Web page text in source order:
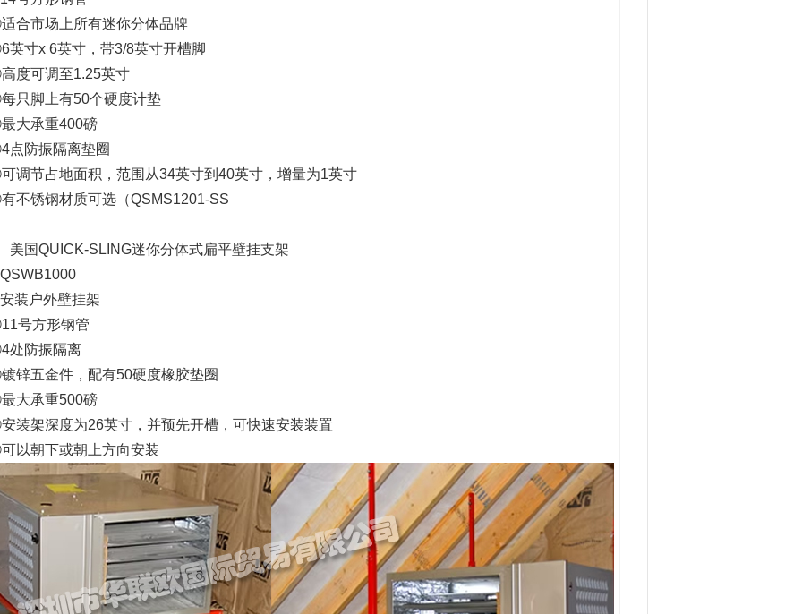
合市场上所有迷你分体品牌
英寸x 6英寸，带3/8英寸开槽脚
度可调至1.25英寸
只脚上有50个硬度计垫
大承重400磅
点防振隔离垫圈
调节占地面积，范围从34英寸到40英寸，增量为1英寸
不锈钢材质可选（QSMS1201-SS
美国QUICK-SLING迷你分体式扁平壁挂支架
装户外壁挂架
号方形钢管
处防振隔离
锌五金件，配有50硬度橡胶垫圈
大承重500磅
装架深度为26英寸，并预先开槽，可快速安装装置
以朝下或朝上方向安装